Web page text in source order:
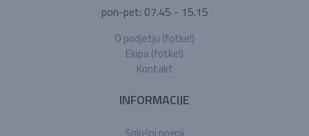
pon-pet: 07.45 - 15.15
O podjetju (fotke!)
Ekipa (fotke!)
Kontakt
INFORMACIJE